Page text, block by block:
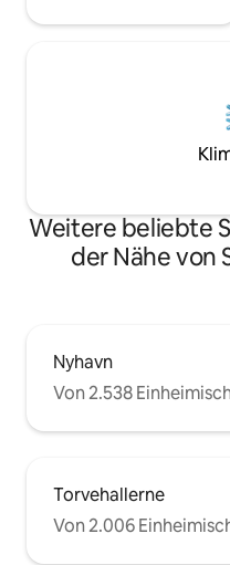
Weitere beliebte
der Nähe von
Nyhavn
Von 2.538
Torvehallerne
Von 2.006